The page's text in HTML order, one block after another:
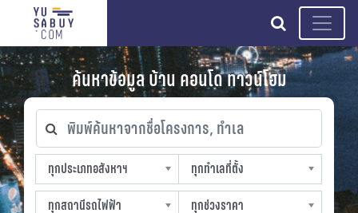
search
ค้นหาข้อมูล บ้าน คอนโด ทาวน์โฮม
พิมพ์ค้นหาจากชื่อโครงการ, ทำเล
ทุกประเภทอสังหาฯ
ทุกประเภทอสังหาฯ
sproperty
ทุกทำเลที่ตั้ง
ทุกทำเลที่ตั้ง
slocation
ทุกสถานีรถไฟฟ้า
ทุกสถานีรถไฟฟ้า
ทุกช่วงราคา
ทุกช่วงราคา